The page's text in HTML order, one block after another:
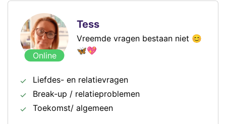
Online
Tess
Vreemde vragen bestaan niet 😊
🦋💖
Liefdes- en relatievragen
Break-up / relatieproblemen
Toekomst/ algemeen